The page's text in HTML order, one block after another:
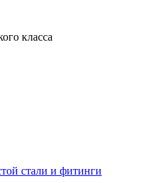
класса
стали и фитинги